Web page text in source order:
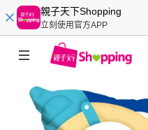
親子天下Shopping
立刻使用官方APP